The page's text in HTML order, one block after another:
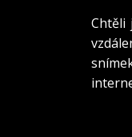
Chtěli